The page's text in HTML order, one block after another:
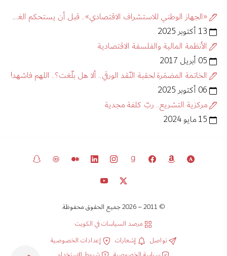
«الجهاز الوطني للاستشراف الاقتصادي».. قبل أن يستحكم الغياب
الأنظمة المالية والفلسفة الاقتصادية
الخاتمة المضمَرة لحقبة النّقد الورقي.. ألا هل بلّغت؟.. اللهم فاشهد!
مركزية التشريع.. ربّ كلفة مجدية
© 2011 – 2026 جميع الحقوق محفوظة.
مرصد السياسات في الكويت
تواصل
إشعارات
إعدادات الخصوصية